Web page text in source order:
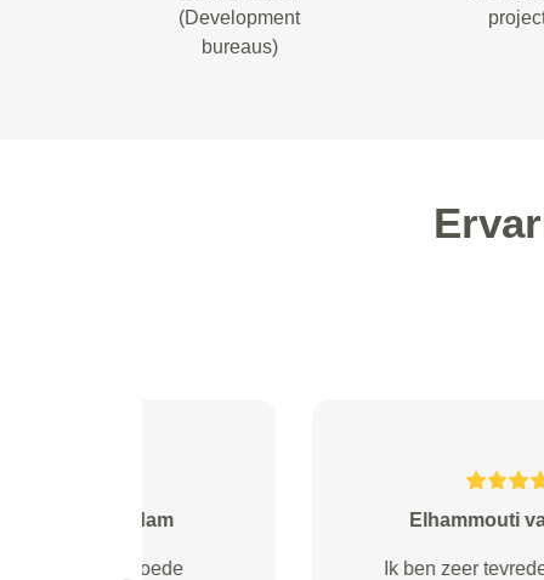
(Development
bureaus)
Brigitte Vercauteren van
Alles super goed geregeld.